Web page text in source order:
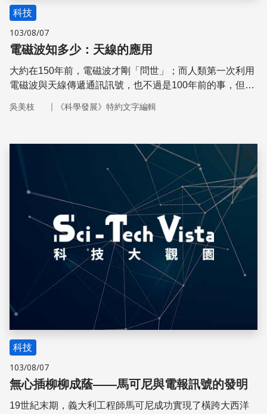
科技
103/08/07
電磁波知多少：天線的應用
大約在150年前，電磁波才剛「問世」；而人類第一次利用
電磁波與天線傳遞通訊訊號，也不過是100年前的事，但電
們的日常生活之中。
吳美枝 ｜ 《科學發展》特約文字編輯
儲存
科技
103/08/07
無心插柳柳成蔭——馬可尼與電報訊號的發明
19世紀末期，義大利工程師馬可尼成功實現了橫跨大西洋